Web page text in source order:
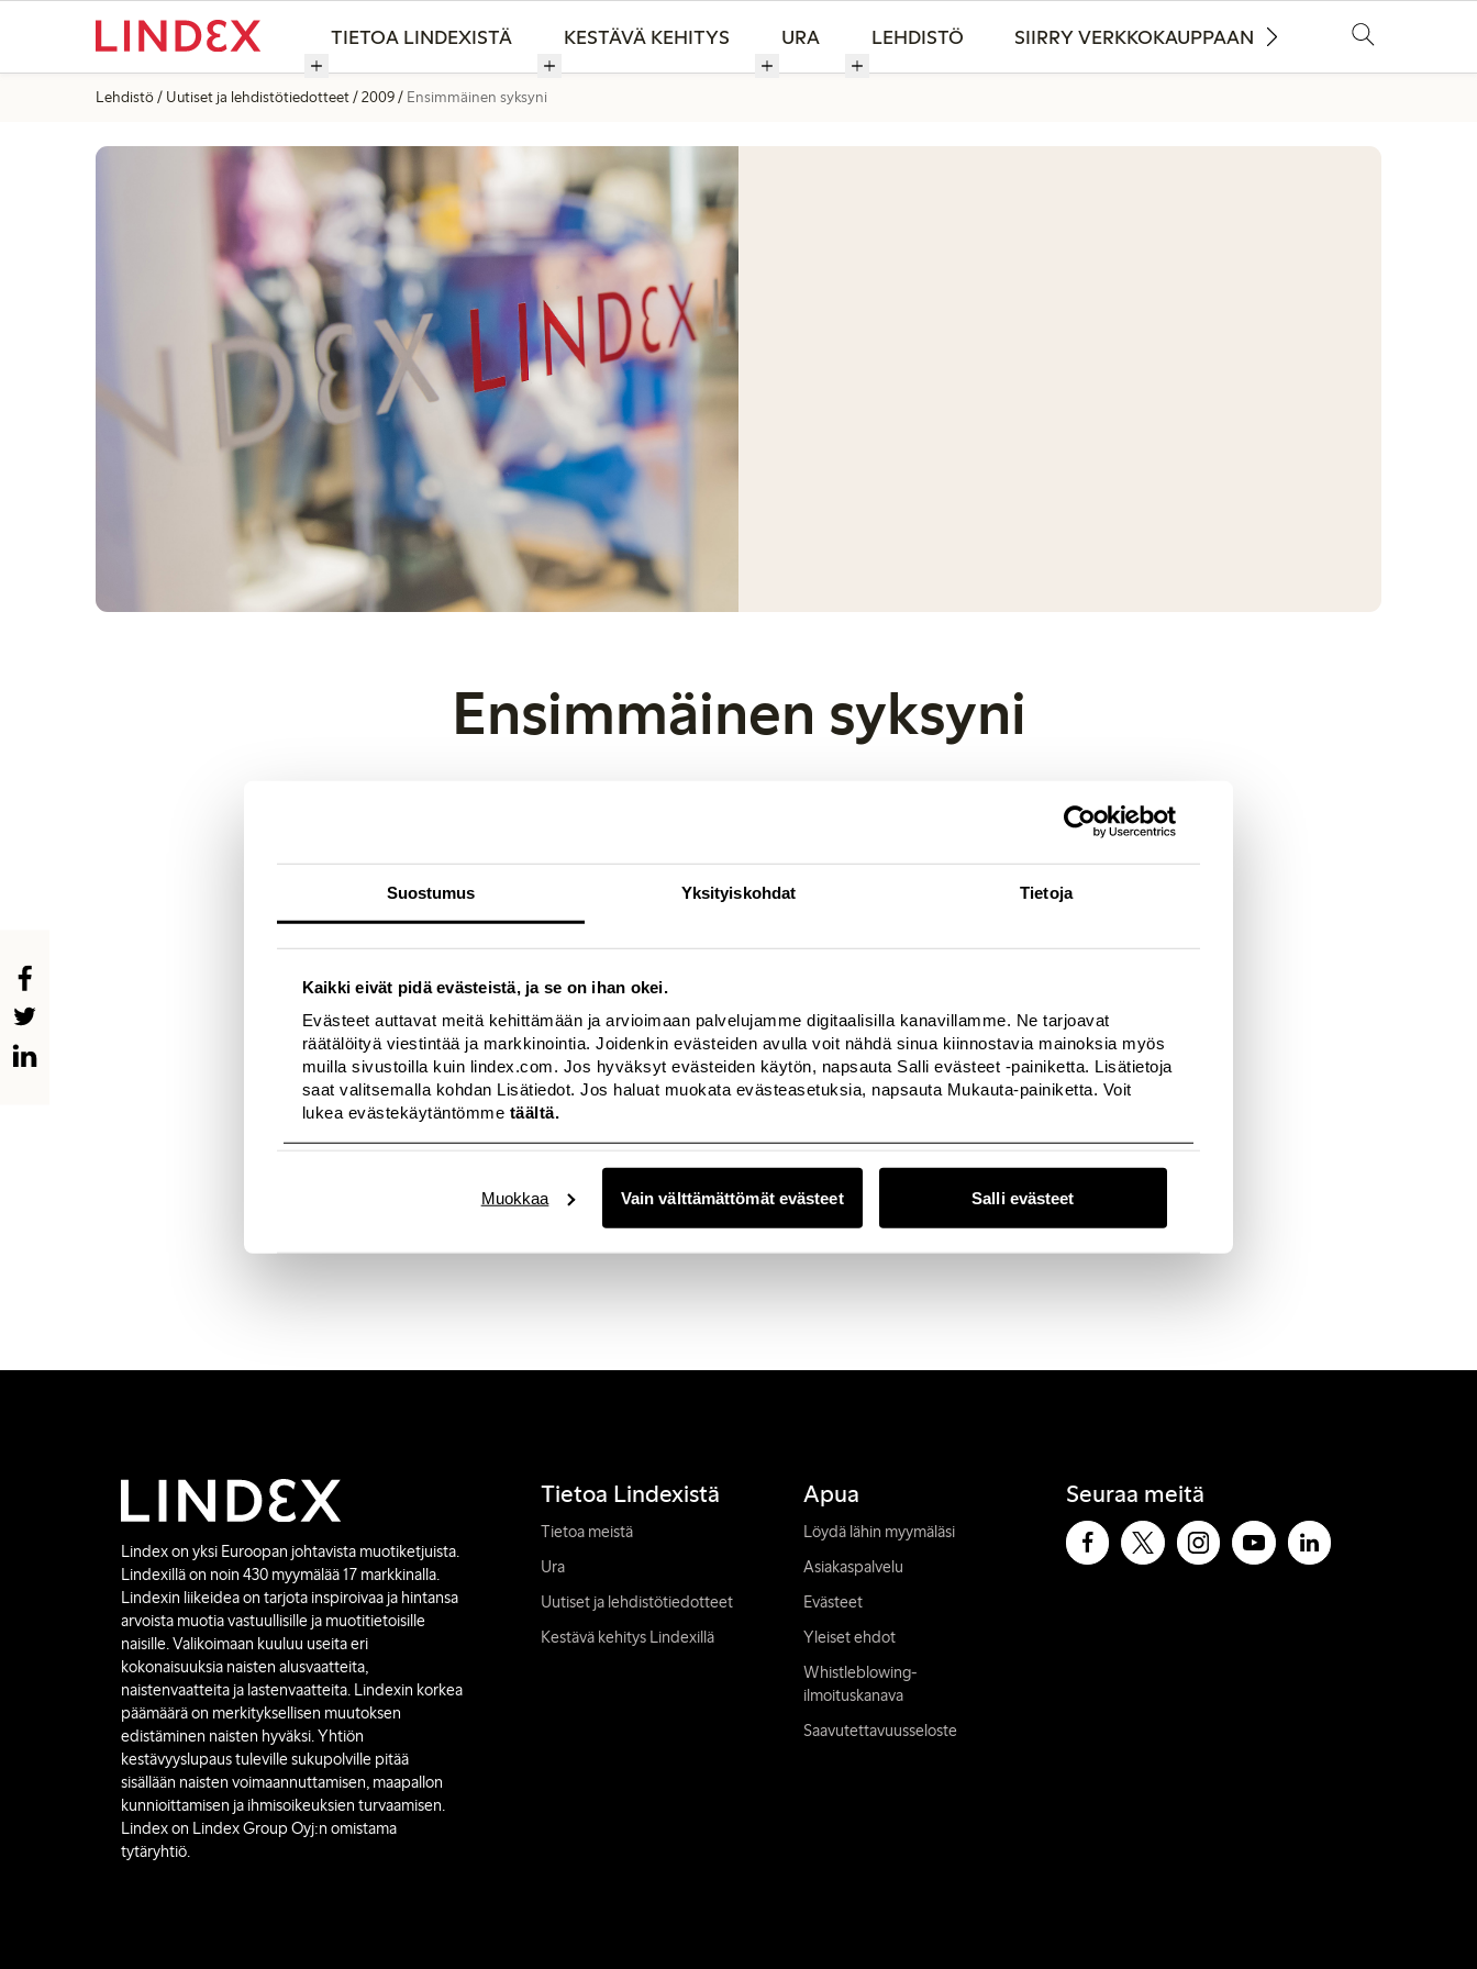
Suostumus Yksityiskohdat Tietoja
Kaikki eivät pidä evästeistä, ja se on ihan okei.
Evästeet auttavat meitä kehittämään ja arvioimaan palvelujamme digitaalisilla kanavillamme. Ne tarjoavat
räätälöityä viestintää ja markkinointia. Joidenkin evästeiden avulla voit nähdä sinua kiinnostavia mainoksia myös
muilla sivustoilla kuin lindex.com. Jos hyväksyt evästeiden käytön, napsauta Salli evästeet -painiketta. Lisätietoja
saat valitsemalla kohdan Lisätiedot. Jos haluat muokata evästeasetuksia, napsauta Mukauta-painiketta. Voit
lukea evästekäytäntömme täältä.
Vain välttämättömät evästeet
Muokkaa Salli evästeet
TIETOA LINDEXISTÄ KESTÄVÄ KEHITYS URA LEHDISTÖ SIIRRY VERKKOKAUPPAAN
Lehdistö Uutiset ja lehdistötiedotteet 2009 Ensimmäinen syksyni
Ensimmäinen syksyni
Tytöille löytyy esimerkiksi bodyja, joissa on hienoja valokuvapainatuksia tai käsin piirrettyjä kuvia. Lisäksi
löytyy suloisia tekoturkisliivejä käytettäväksi esimerkiksi samettihousujen kanssa. Inspiraatiota on saatu myös
Pienille, muotitietoisille pojille on pestyjä ruutukuvioita paidoissa ja takeissa. Tyyli on aavistuksen rokahtava,
kun jalassa on rennot farkut tai samettihousut ja päällä on hieno, hupullinen yliopistotakki.
Lisää kuvia osoitteessa www.lindex.com – lehdistö
Lindex on yksi Euroopan johtavista muotiketjuista.
Lindexillä on noin 430 myymälää 17 markkinalla.
Lindexin liikeidea on tarjota inspiroivaa ja hintansa
arvoista muotia vastuullisille ja muotitietoisille
naisille. Valikoimaan kuuluu useita eri
kokonaisuuksia naisten alusvaatteita,
naistenvaatteita ja lastenvaatteita. Lindexin korkea
päämäärä on merkityksellisen muutoksen
edistäminen naisten hyväksi. Yhtiön
kestävyyslupaus tuleville sukupolville pitää
sisällään naisten voimaannuttamisen, maapallon
kunnioittamisen ja ihmisoikeuksien turvaamisen.
Lindex on Lindex Group Oyj:n omistama
tytäryhtiö.
Tietoa Lindexistä
Tietoa meistä
Ura
Uutiset ja lehdistötiedotteet
Kestävä kehitys Lindexillä
Apua
Löydä lähin myymäläsi
Asiakaspalvelu
Evästeet
Yleiset ehdot
Whistleblowing-
ilmoituskanava
Saavutettavuusseloste
Seuraa meitä